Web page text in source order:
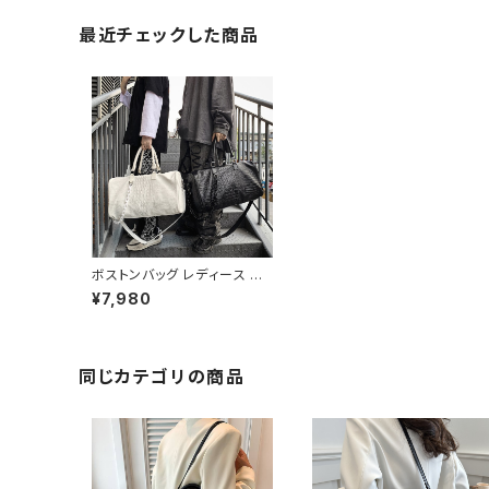
最近チェックした商品
ボストンバッグ レディース シ
ョルダーバッグ 春夏 秋冬 春
夏 秋 冬 黒 白 バッグ フェイク
ンバック ボストン バック ショ
ルダー 肩掛け トラベル 旅行
ママバッグ 大容量 大きめ マ
ザーズバッグ 旅行 通学 通勤
大学生 女の子 A4 B4 ホワイ
ト ブラック カレッジコーデ カ
¥7,980
同じカテゴリの商品